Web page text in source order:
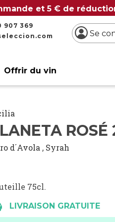
et 5 € de
907 369
Se
Offrir du vin
ROSÉ
d´Avola , Syrah
75cl.
LIVRAISON GRATUITE